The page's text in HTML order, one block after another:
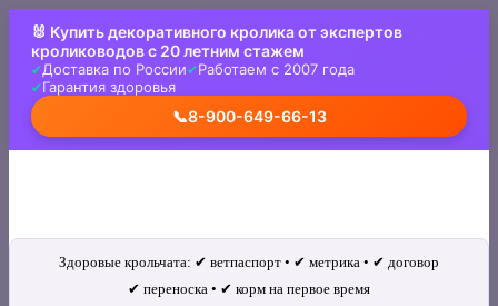
content
🐰 Купить декоративного кролика от экспертов
кролиководов с 20 летним стажем
Доставка по России
Работаем с 2007 года
Гарантия здоровья
📞8-900-649-66-13
Здоровые крольчата: ✔ ветпаспорт • ✔ метрика • ✔ договор
✔ переноска • ✔ корм на первое время